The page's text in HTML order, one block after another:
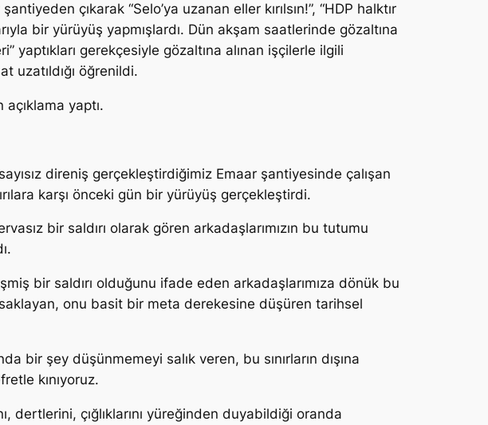
çıkarak “Selo’ya uzanan eller kırılsın!”, “HDP halktır
bir yürüyüş yapmışlardı. Dün akşam saatlerinde gözaltına
yaptıkları gerekçesiyle gözaltına alınan işçilerle ilgili
uzatıldığı öğrenildi.
yaptı.
direniş gerçekleştirdiğimiz Emaar şantiyesinde çalışan
karşı önceki gün bir yürüyüş gerçekleştirdi.
bir saldırı olarak gören arkadaşlarımızın bu tutumu
bir saldırı olduğunu ifade eden arkadaşlarımıza dönük bu
onu basit bir meta derekesine düşüren tarihsel
bir şey düşünmemeyi salık veren, bu sınırların dışına
kınıyoruz.
dertlerini, çığlıklarını yüreğinden duyabildiği oranda